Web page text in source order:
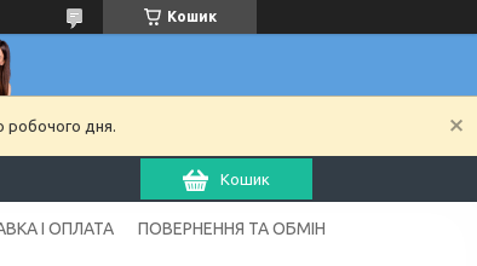
Кошик
робочого дня.
Кошик
І ОПЛАТА ПОВЕРНЕННЯ ТА ОБМІН